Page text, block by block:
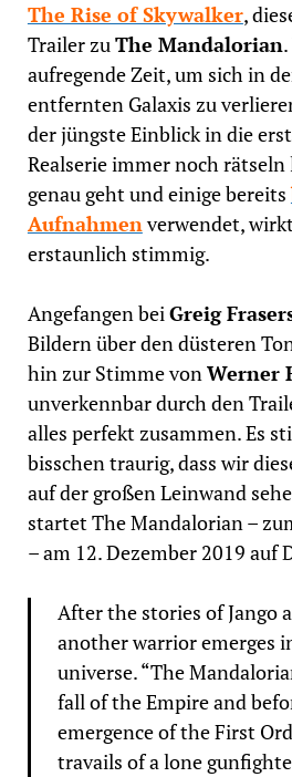
The Rise of Skywalker,
Trailer zuThe Mandalorian
aufregende Zeit, um sich in
entfernten Galaxis zu
der jüngste Einblick in die
Realserie immer noch rätseln
genau geht und einige bereits
Aufnahmenverwendet,
erstaunlich stimmig.
Angefangen beiGreig
Bildern über den düsteren
hin zur Stimme vonWerner
unverkennbar durch den
alles perfekt zusammen. Es
bisschen traurig, dass wir
auf der großen Leinwand
startet The Mandalorian –
– am 12. Dezember 2019 auf
After the stories of Jango
another warrior emerges
universe. “The
fall of the Empire and
emergence of the First
travails of a lone